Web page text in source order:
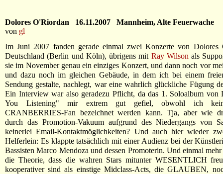
Dolores O'Riordan 16.11.2007 Mannheim, Alte Feuerwache
von gl
Im Juni 2007 fanden gerade einmal zwei Konzerte von Dolores
Deutschland (Berlin und Köln), übrigens mit Ray Wilson als
sie im November genau ein einziges Konzert, und dann noch vor
und dazu noch im gleichen Gebäude, in dem ich bei einem
Sendung gestalte, nachlegt, war eine wahrlich glückliche Fügung
Ein Interview war also geradezu Pflicht, da das 1. Soloalbum von
You Listening" mir extrem gut gefiel, obwohl ich
CRANBERRIES-Fan bezeichnet werden kann. Tja, aber wie
durch das Promotion-Vakuum aufgrund des Niedergangs von
keinerlei Email-Kontaktmöglichkeiten? Und auch hier wieder
Helferlein: Es klappte tatsächlich mit einer Audienz bei der
Bassisten Marco Mendoza und dessen Promoterin. Und einmal
die Theorie, dass die wahren Stars mitunter WESENTLICH
kooperativer sind als einstige Midclass-Acts, die GLAUBEN,